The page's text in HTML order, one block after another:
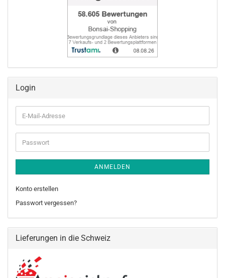
Login
E-
Mail-
Adresse
Passwort
ANMELDEN
Konto erstellen
Passwort vergessen?
Lieferungen in die Schweiz